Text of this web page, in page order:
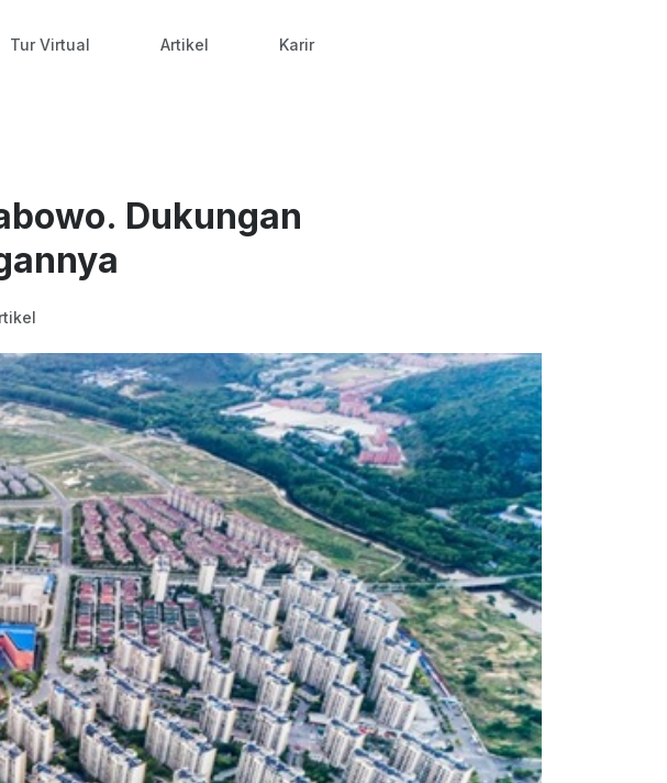
Tur Virtual Artikel Karir
Dukungan